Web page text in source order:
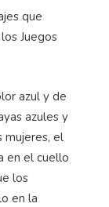
que
Juegos
azul y de
azules y
mujeres, el
en el cuello
los
en la